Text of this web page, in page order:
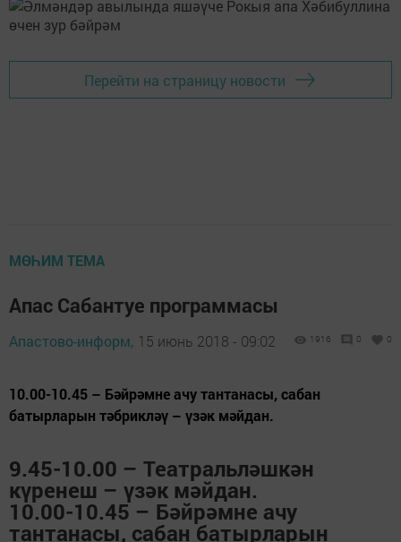
Перейти на страницу новости
МӨҺИМ ТЕМА
Апас Сабантуе программасы
Апастово-информ, 15 июнь 2018 - 09:02 1916 0 0
10.00-10.45 – Бәйрәмне ачу тантанасы, сабан
батырларын тәбрикләү – үзәк мәйдан.
9.45-10.00 – Театральләшкән
күренеш – үзәк мәйдан.
10.00-10.45 – Бәйрәмне ачу
тантанасы, сабан батырларын